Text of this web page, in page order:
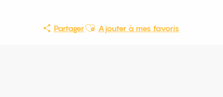
PartagerAjouter aux favoris
Ajouter à mes favoris